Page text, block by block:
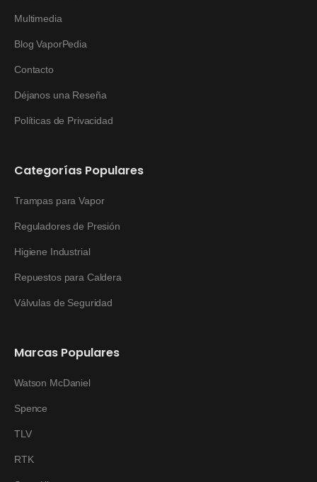
Multimedia
Blog VaporPedia
Contacto
Déjanos una Reseña
Políticas de Privacidad
Categorías Populares
Trampas para Vapor
Reguladores de Presión
Higiene Industrial
Repuestos para Caldera
Válvulas de Seguridad
Marcas Populares
Watson McDaniel
Spence
TLV
RTK